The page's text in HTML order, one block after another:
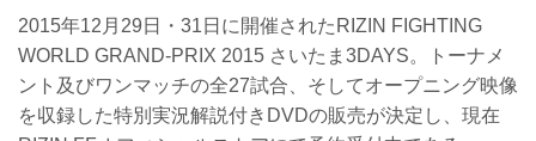
2015年12月29日・31日に開催されたRIZIN FIGHTING
WORLD GRAND-PRIX 2015 さいたま3DAYS。トーナメ
ント及びワンマッチの全27試合、そしてオープニング映像
を収録した特別実況解説付きDVDの販売が決定し、現在